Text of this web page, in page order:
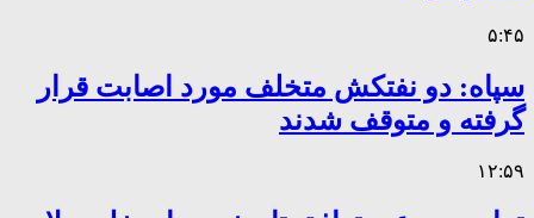
۵:۴۵
سپاه: دو نفتکش متخلف مورد اصابت قرار
گرفته و متوقف شدند
۱۲:۵۹